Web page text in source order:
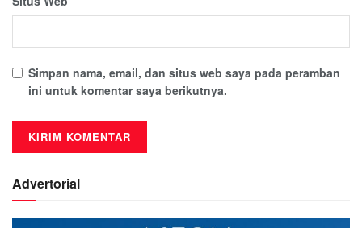
Simpan nama, email, dan situs web saya pada peramban
ini untuk komentar saya berikutnya.
Advertorial